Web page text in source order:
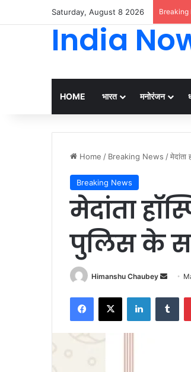
Saturday, August 8 2026 Breaking
India
HOME भारत मनोरंजन
Home / Breaking News /
Breaking News
मेदांता
पुलिस के
Himanshu Chaubey